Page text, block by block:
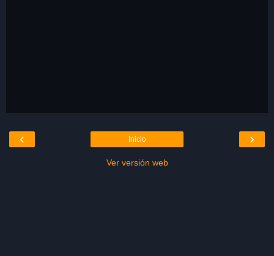
‹ ›
Inicio
Ver versión web